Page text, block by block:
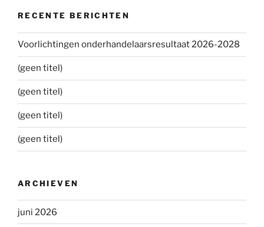
RECENTE BERICHTEN
Voorlichtingen onderhandelaarsresultaat 2026-2028
(geen titel)
(geen titel)
(geen titel)
(geen titel)
ARCHIEVEN
juni 2026